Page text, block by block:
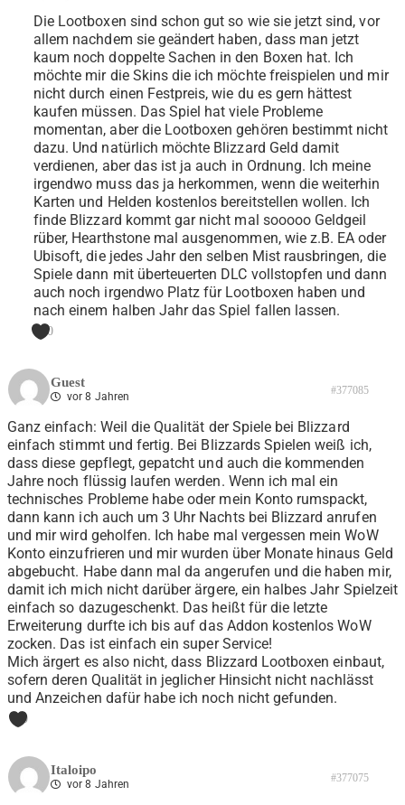
Die Lootboxen sind schon gut so wie sie jetzt sind, vor
allem nachdem sie geändert haben, dass man jetzt
kaum noch doppelte Sachen in den Boxen hat. Ich
möchte mir die Skins die ich möchte freispielen und mir
nicht durch einen Festpreis, wie du es gern hättest
kaufen müssen. Das Spiel hat viele Probleme
momentan, aber die Lootboxen gehören bestimmt nicht
dazu. Und natürlich möchte Blizzard Geld damit
verdienen, aber das ist ja auch in Ordnung. Ich meine
irgendwo muss das ja herkommen, wenn die weiterhin
Karten und Helden kostenlos bereitstellen wollen. Ich
finde Blizzard kommt gar nicht mal sooooo Geldgeil
rüber, Hearthstone mal ausgenommen, wie z.B. EA oder
Ubisoft, die jedes Jahr den selben Mist rausbringen, die
Spiele dann mit überteuerten DLC vollstopfen und dann
auch noch irgendwo Platz für Lootboxen haben und
nach einem halben Jahr das Spiel fallen lassen.
0
Guest
vor 8 Jahren #377085
Ganz einfach: Weil die Qualität der Spiele bei Blizzard
einfach stimmt und fertig. Bei Blizzards Spielen weiß ich,
dass diese gepflegt, gepatcht und auch die kommenden
Jahre noch flüssig laufen werden. Wenn ich mal ein
technisches Probleme habe oder mein Konto rumspackt,
dann kann ich auch um 3 Uhr Nachts bei Blizzard anrufen
und mir wird geholfen. Ich habe mal vergessen mein WoW
Konto einzufrieren und mir wurden über Monate hinaus Geld
abgebucht. Habe dann mal da angerufen und die haben mir,
damit ich mich nicht darüber ärgere, ein halbes Jahr Spielzeit
einfach so dazugeschenkt. Das heißt für die letzte
Erweiterung durfte ich bis auf das Addon kostenlos WoW
zocken. Das ist einfach ein super Service!
Mich ärgert es also nicht, dass Blizzard Lootboxen einbaut,
sofern deren Qualität in jeglicher Hinsicht nicht nachlässt
und Anzeichen dafür habe ich noch nicht gefunden.
0
Italoipo
vor 8 Jahren #377075